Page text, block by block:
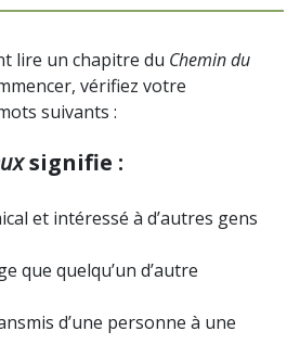
lire un chapitre du Chemin du
vérifiez votre
suivants :
signifie :
et intéressé à d’autres gens
que quelqu’un d’autre
d’une personne à une